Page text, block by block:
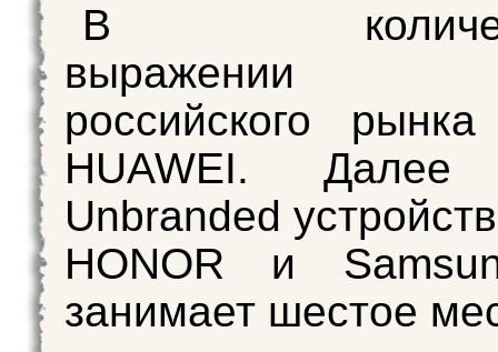
В
выражении
российского рынка
HUAWEI. Далее
Unbranded
HONOR и
занимает шестое